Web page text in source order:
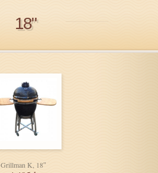
18"
Grillman K, 18″